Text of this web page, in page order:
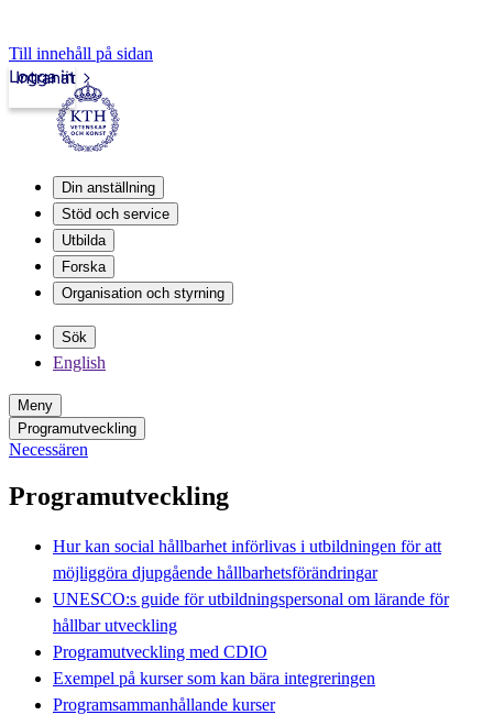
Till innehåll på sidan
Intranät
Logga in
Din anställning
Stöd och service
Utbilda
Forska
Organisation och styrning
Sök
English
Meny
Programutveckling
Necessären
Programutveckling
Hur kan social hållbarhet införlivas i utbildningen för att
möjliggöra djupgående hållbarhetsförändringar
UNESCO:s guide för utbildningspersonal om lärande för
hållbar utveckling
Programutveckling med CDIO
Exempel på kurser som kan bära integreringen
Programsammanhållande kurser